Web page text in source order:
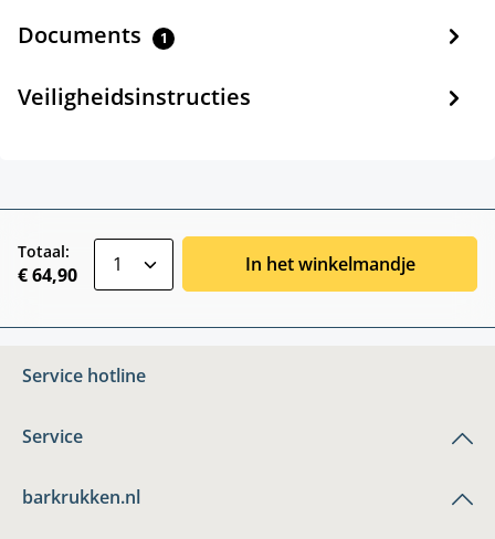
Documents 1
Veiligheidsinstructies
Totaal:
€ 64,90 In het winkelmandje
Service hotline
Service
barkrukken.nl